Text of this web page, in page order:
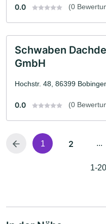
0.0 (0
Schwaben
GmbH
Hochstr. 48, 86399
0.0 (0
1 2 ...
1-